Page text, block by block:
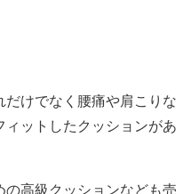
けでなく腰痛や肩こりな
ットしたクッションがあ
高級クッションなども売